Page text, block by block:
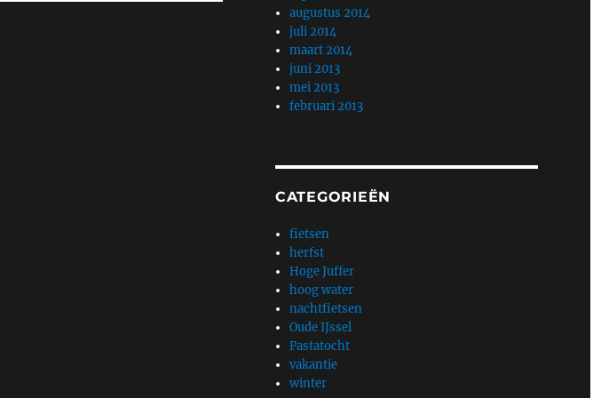
augustus 2014
juli 2014
maart 2014
juni 2013
mei 2013
februari 2013
CATEGORIEËN
fietsen
herfst
Hoge Juffer
hoog water
nachtfietsen
Oude IJssel
Pastatocht
vakantie
winter